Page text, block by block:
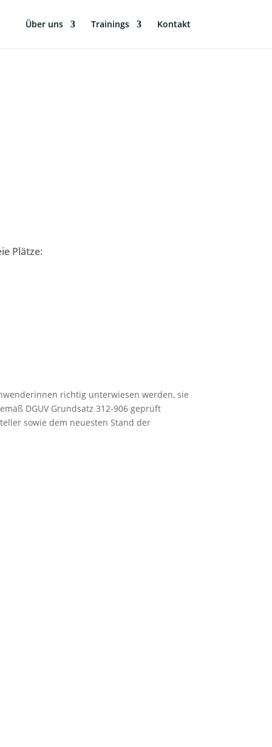
Über uns Trainings Kontakt
Plätze:
richtig unterwiesen werden, sie
DGUV Grundsatz 312-906 geprüft
sowie dem neuesten Stand der